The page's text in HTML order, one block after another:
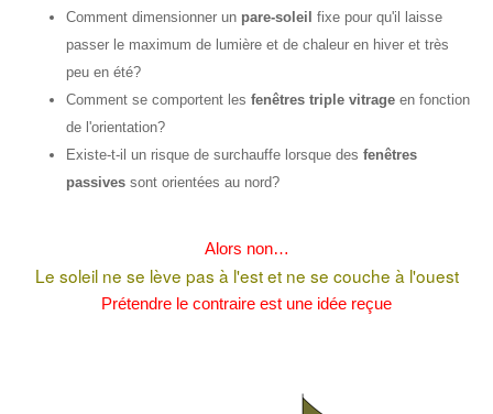
Comment dimensionner un pare-soleil fixe pour qu'il laisse
passer le maximum de lumière et de chaleur en hiver et très
peu en été?
Comment se comportent les fenêtres triple vitrage en fonction
de l'orientation?
Existe-t-il un risque de surchauffe lorsque des fenêtres
passives sont orientées au nord?
Alors non…
Le soleil ne se lève pas à l'est et ne se couche à l'ouest
Prétendre le contraire est une idée reçue